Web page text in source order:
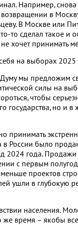
Например,
возвращении в
В Москве или
то сделал такое и
хочет принимать
на выборах
мы предложим
силы на
чтобы
государства, но и
принимать
в России было
2024 года.
с первым
проектов
ушли в глубокую
населения.
время – якобы